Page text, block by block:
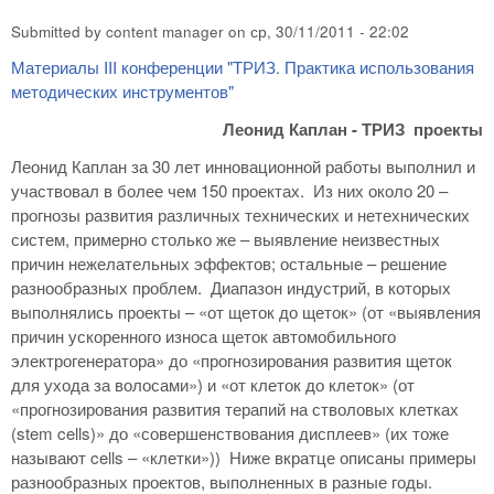
Submitted by content manager on ср, 30/11/2011 - 22:02
Материалы III конференции "ТРИЗ. Практика использования
методических инструментов"
Леонид Каплан - ТРИЗ проекты
Леонид Каплан за 30 лет инновационной работы выполнил и
участвовал в более чем 150 проектах. Из них около 20 –
прогнозы развития различных технических и нетехнических
систем, примерно столько же – выявление неизвестных
причин нежелательных эффектов; остальные – решение
разнообразных проблем. Диапазон индустрий, в которых
выполнялись проекты – «от щеток до щеток» (от «выявления
причин ускоренного износа щеток автомобильного
электрогенератора» до «прогнозирования развития щеток
для ухода за волосами») и «от клеток до клеток» (от
«прогнозирования развития терапий на стволовых клетках
(stem cells)» до «совершенствования дисплеев» (их тоже
называют cells – «клетки»)) Ниже вкратце описаны примеры
разнообразных проектов, выполненных в разные годы.